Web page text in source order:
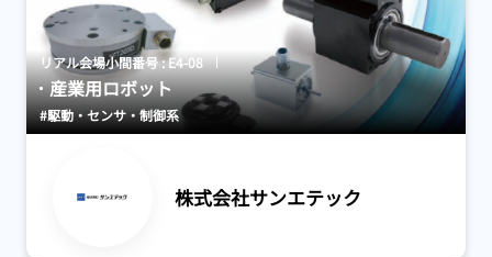
リアル会場小間番号 : E4-08
産業用ロボット
#駆動・センサ・制御系
株式会社サンエテック